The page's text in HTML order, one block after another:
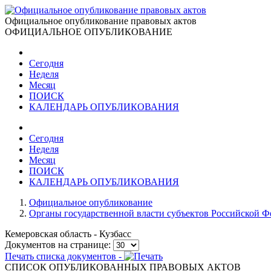
Официальное опубликование правовых актов
ОФИЦИАЛЬНОЕ ОПУБЛИКОВАНИЕ
Сегодня
Неделя
Месяц
ПОИСК
КАЛЕНДАРЬ ОПУБЛИКОВАНИЯ
Сегодня
Неделя
Месяц
ПОИСК
КАЛЕНДАРЬ ОПУБЛИКОВАНИЯ
Официальное опубликование
Органы государственной власти субъектов Российской
Кемеровская область - Кузбасс
Документов на странице:
Печать списка документов -
СПИСОК ОПУБЛИКОВАННЫХ ПРАВОВЫХ АКТОВ